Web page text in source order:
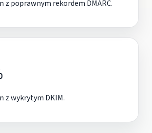
z poprawnym rekordem DMARC.
z wykrytym DKIM.